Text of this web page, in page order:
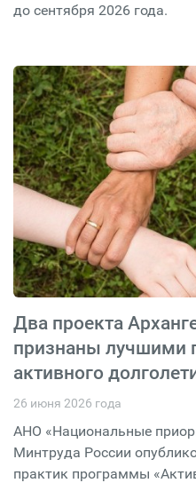
до сентября 2026 года.
Два проекта
признаны лучшими
активного
26 июня 2026 года
АНО «Национальные
Минтруда России
практик программы